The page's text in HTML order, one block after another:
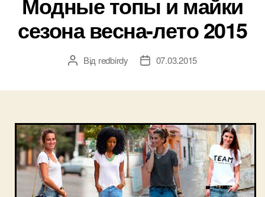
сезона весна-лето 2015
Автор
Від redbirdy
Дата07.03.2015